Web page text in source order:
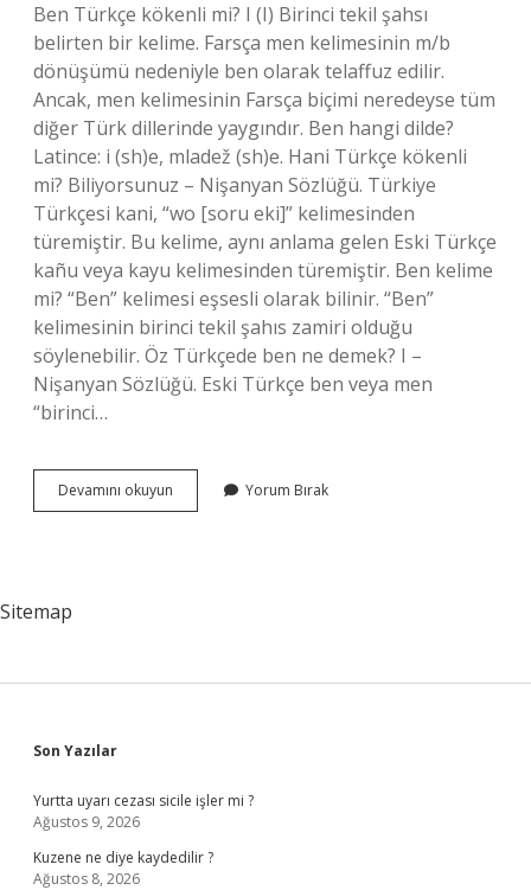
Ben Türkçe kökenli mi? I (I) Birinci tekil şahsı
belirten bir kelime. Farsça men kelimesinin m/b
dönüşümü nedeniyle ben olarak telaffuz edilir.
Ancak, men kelimesinin Farsça biçimi neredeyse tüm
diğer Türk dillerinde yaygındır. Ben hangi dilde?
Latince: i (sh)e, mladež (sh)e. Hani Türkçe kökenli
mi? Biliyorsunuz – Nişanyan Sözlüğü. Türkiye
Türkçesi kani, “wo [soru eki]” kelimesinden
türemiştir. Bu kelime, aynı anlama gelen Eski Türkçe
kañu veya kayu kelimesinden türemiştir. Ben kelime
mi? “Ben” kelimesi eşsesli olarak bilinir. “Ben”
kelimesinin birinci tekil şahıs zamiri olduğu
söylenebilir. Öz Türkçede ben ne demek? I –
Nişanyan Sözlüğü. Eski Türkçe ben veya men
“birinci…
Devamını okuyun
Türkçe
Yorum Bırak
Sitemap
Sidebar
Son Yazılar
Yurtta uyarı cezası sicile işler mi ?
Ağustos 9, 2026
Kuzene ne diye kaydedilir ?
Ağustos 8, 2026